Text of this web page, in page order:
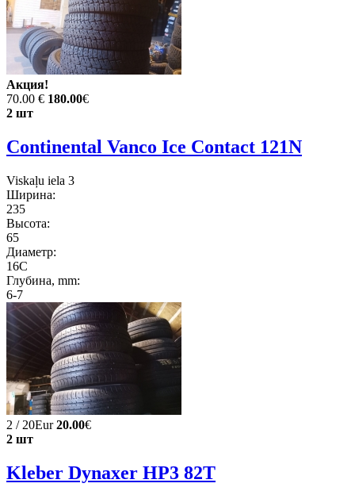
Акция!
70.00 € 180.00€
2 шт
Continental Vanco Ice Contact 121N
Viskaļu iela 3
Ширина:
235
Высота:
65
Диаметр:
16C
Глубина, mm:
6-7
2 / 20Eur 20.00€
2 шт
Kleber Dynaxer HP3 82T